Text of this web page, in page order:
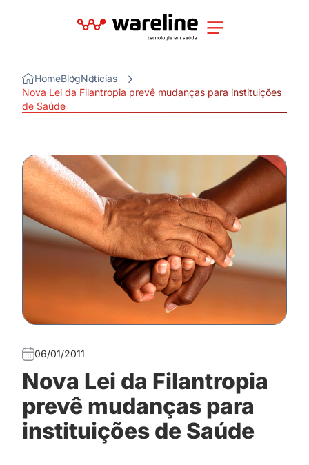
HomeBlogNotícias
Nova Lei da Filantropia prevê mudanças para instituições
de Saúde
06/01/2011
Nova Lei da Filantropia
prevê mudanças para
instituições de Saúde